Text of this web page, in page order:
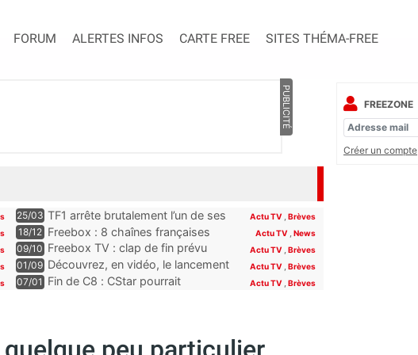
FORUM ALERTES INFOS CARTE FREE SITES THÉMA-FREE
PUBLICITÉ
25/03 TF1 arrête brutalement l’un de ses
programmes phares, les abonnés
Freebox, Livebox, Bbox et Box de
SFR découvriront son remplaçant
à la rentrée
Actu TV Brèves
18/12 Freebox : 8 chaînes françaises
seront offertes sur la Freebox dès
la fin du mois
Actu TV ,News
09/10 Freebox TV : clap de fin prévu
pour plusieurs chaînes Paramount
incluses pour les abonnés Free
Actu TV ,Brèves
01/09 Découvrez, en vidéo, le lancement
de Novo19, la nouvelle chaîne qui
Actu TV ,Brèves
07/01 Fin de C8 : CStar pourrait
Actu TV ,Brèves
FREEZONE
Créer un compte